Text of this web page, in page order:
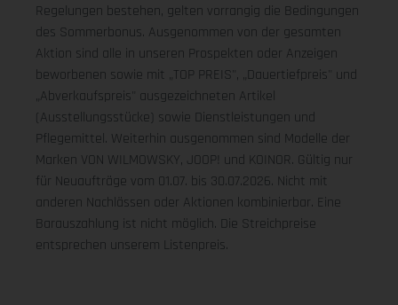
Regelungen bestehen, gelten vorrangig die Bedingungen
des Sommerbonus. Ausgenommen von der gesamten
Aktion sind alle in unseren Prospekten oder Anzeigen
beworbenen sowie mit „TOP PREIS", „Dauertiefpreis" und
„Abverkaufspreis" ausgezeichneten Artikel
(Ausstellungsstücke) sowie Dienstleistungen und
Pflegemittel. Weiterhin ausgenommen sind Modelle der
Marken VON WILMOWSKY, JOOP! und KOINOR. Gültig nur
für Neuaufträge vom 01.07. bis 30.07.2026. Nicht mit
anderen Nachlässen oder Aktionen kombinierbar. Eine
Barauszahlung ist nicht möglich. Die Streichpreise
entsprechen unserem Listenpreis.